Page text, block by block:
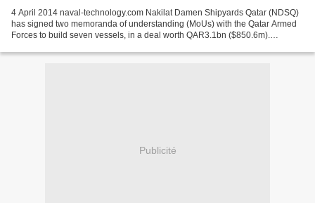
4 April 2014 naval-technology.com Nakilat Damen Shipyards Qatar (NDSQ)
has signed two memoranda of understanding (MoUs) with the Qatar Armed
Forces to build seven vessels, in a deal worth QAR3.1bn ($850.6m).
Publicité